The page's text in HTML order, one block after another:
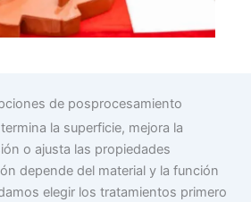
de posprocesamiento
la superficie, mejora la
o ajusta las propiedades
depende del material y la función
elegir los tratamientos primero